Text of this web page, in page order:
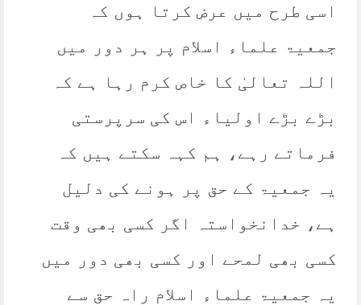
اسی طرح میں عرض کرتا ہوں کہ
جمعیۃ علماء اسلام پر ہر دور میں
اللہ تعالیٰ کا خاص کرم رہا ہے کہ
بڑے بڑے اولیاء اس کی سرپرستی
فرماتے رہے، ہم کہہ سکتے ہیں کہ
یہ جمعیۃ کے حق پر ہونے کی دلیل
ہے، خدانخواستہ اگر کسی بھی وقت
کسی بھی لمحے اور کسی بھی دور میں
یہ جمعیۃ علماء اسلام راہ حق سے